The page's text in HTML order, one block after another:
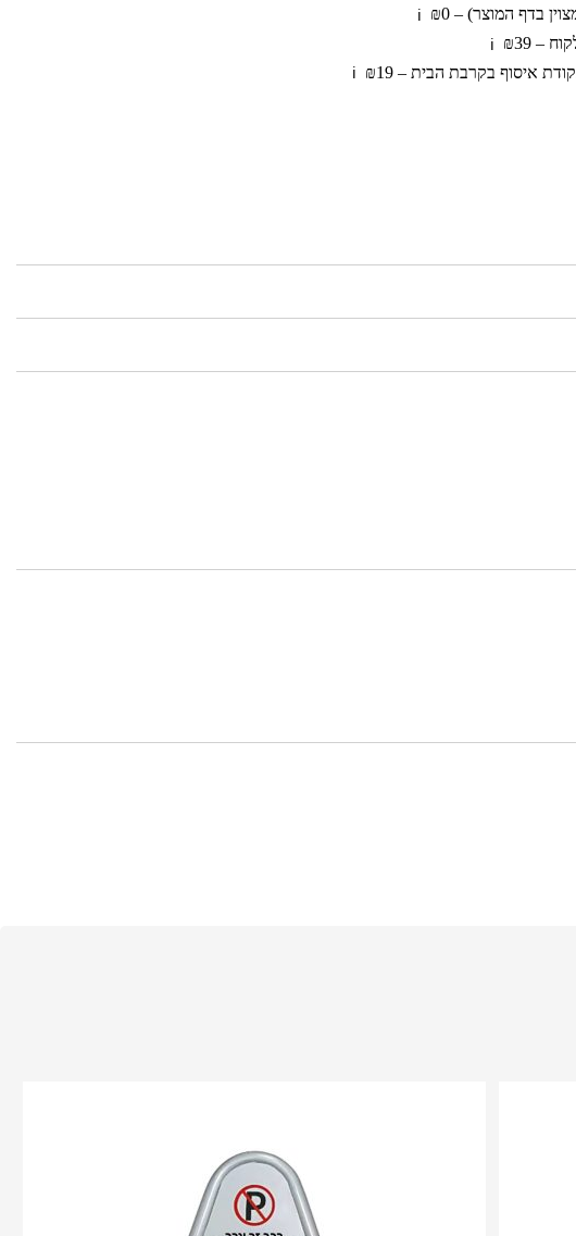
בדף המוצר) – ₪0 ℹ️
– ₪39
ℹ️
איסוף בקרבת הבית – ₪19 ℹ️